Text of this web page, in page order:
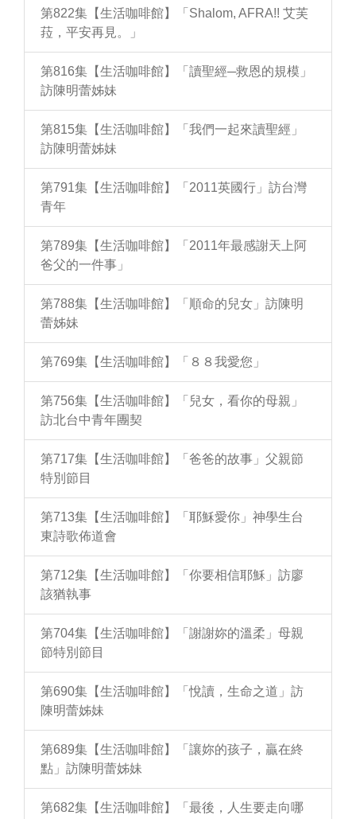
第822集【生活咖啡館】「Shalom, AFRA!! 艾芙
菈，平安再見。」
第816集【生活咖啡館】「讀聖經─救恩的規模」
訪陳明蕾姊妹
第815集【生活咖啡館】「我們一起來讀聖經」
訪陳明蕾姊妹
第791集【生活咖啡館】「2011英國行」訪台灣
青年
第789集【生活咖啡館】「2011年最感謝天上阿
爸父的一件事」
第788集【生活咖啡館】「順命的兒女」訪陳明
蕾姊妹
第769集【生活咖啡館】「８８我愛您」
第756集【生活咖啡館】「兒女，看你的母親」
訪北台中青年團契
第717集【生活咖啡館】「爸爸的故事」父親節
特別節目
第713集【生活咖啡館】「耶穌愛你」神學生台
東詩歌佈道會
第712集【生活咖啡館】「你要相信耶穌」訪廖
該猶執事
第704集【生活咖啡館】「謝謝妳的溫柔」母親
節特別節目
第690集【生活咖啡館】「悅讀，生命之道」訪
陳明蕾姊妹
第689集【生活咖啡館】「讓妳的孩子，贏在終
點」訪陳明蕾姊妹
第682集【生活咖啡館】「最後，人生要走向哪